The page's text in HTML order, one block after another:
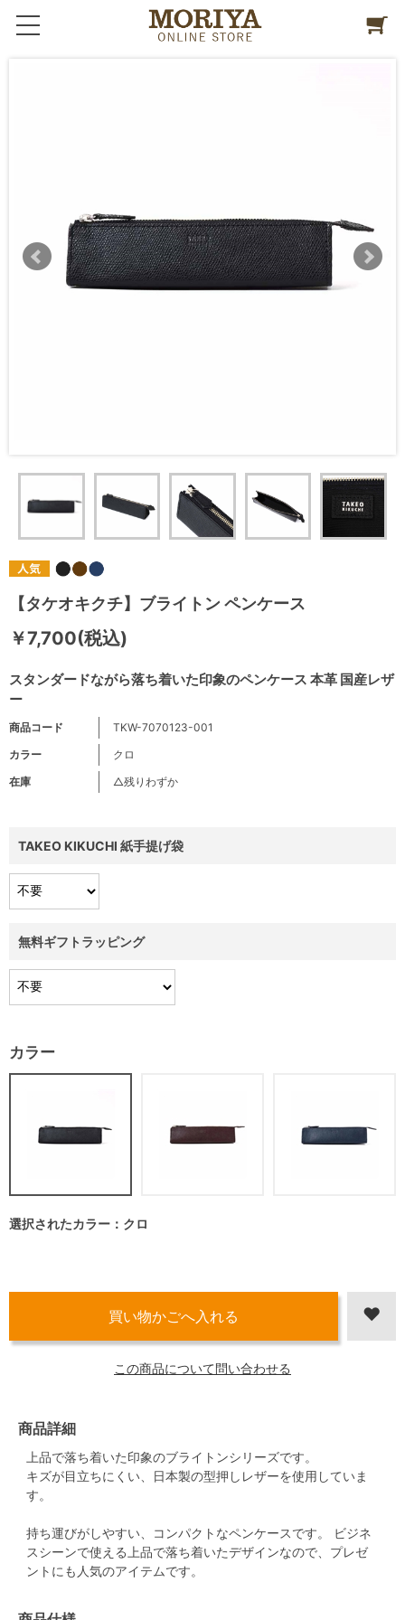
【タケオキクチ】ブライトン ペンケース
スタンダードながら落ち着いた印象のペンケース 本革 国産レザ
ー
￥7,700(税込)
商品コード
TKW-7070123-001
カラー
クロ
在庫
△残りわずか
TAKEO KIKUCHI 紙手提げ袋
無料ギフトラッピング
カラー
選択されたカラー：クロ
この商品について問い合わせる
商品詳細
上品で落ち着いた印象のブライトンシリーズです。
キズが目立ちにくい、日本製の型押しレザーを使用していま
す。
持ち運びがしやすい、コンパクトなペンケースです。 ビジネ
スシーンで使える上品で落ち着いたデザインなので、プレゼ
ントにも人気のアイテムです。